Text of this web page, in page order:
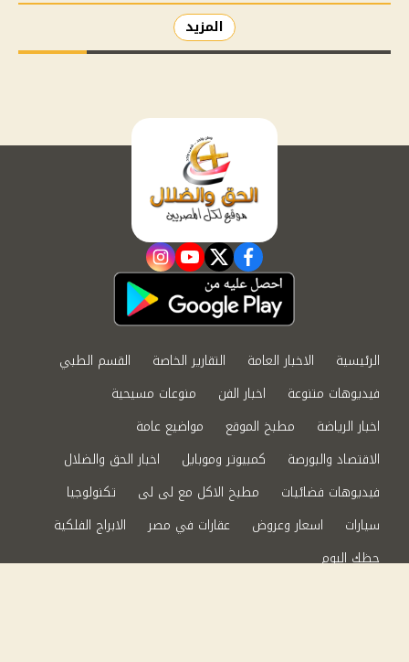
المزيد
facebook
twitter
youtube
instagram
الرئيسية الاخبار العامة التقارير الخاصة
القسم الطبي
فيديوهات متنوعة
اخبار الفن
منوعات مسيحية
اخبار الرياضة
مطبخ الموقع
مواضيع عامة
الاقتصاد والبورصة
كمبيوتر وموبايل
اخبار الحق والضلال
فيديوهات فضائيات
مطبخ الاكل مع لى لى
تكنولوجيا
سيارات
اسعار وعروض عقارات في مصر
الابراج الفلكية
حظك اليوم